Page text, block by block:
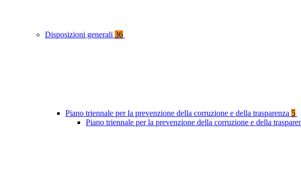
Disposizioni generali 36
Piano triennale per la prevenzione della corruzione e della trasparenza 5
Piano triennale per la prevenzione della corruzione e della